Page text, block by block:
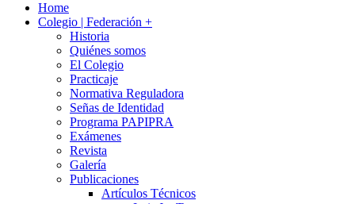
Main
navigation
Home
Colegio | Federación +
Historia
Quiénes somos
El Colegio
Practicaje
Normativa Reguladora
Señas de Identidad
Programa PAPIPRA
Exámenes
Revista
Galería
Publicaciones
Artículos Técnicos